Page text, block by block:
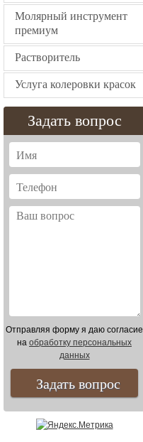
Молярный инструмент
премиум
Растворитель
Услуга колеровки красок
Задать вопрос
Отправляя форму я даю согласие
на обработку персональных
данных